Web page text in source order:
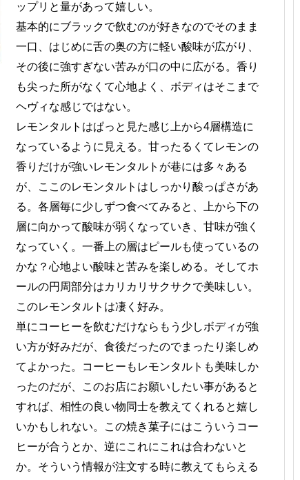
ップリと量があって嬉しい。
基本的にブラックで飲むのが好きなのでそのまま
一口、はじめに舌の奥の方に軽い酸味が広がり、
その後に強すぎない苦みが口の中に広がる。香り
も尖った所がなくて心地よく、ボディはそこまで
ヘヴィな感じではない。
レモンタルトはぱっと見た感じ上から4層構造に
なっているように見える。甘ったるくてレモンの
香りだけが強いレモンタルトが巷には多々ある
が、ここのレモンタルトはしっかり酸っぱさがあ
る。各層毎に少しずつ食べてみると、上から下の
層に向かって酸味が弱くなっていき、甘味が強く
なっていく。一番上の層はピールも使っているの
かな？心地よい酸味と苦みを楽しめる。そしてホ
ールの円周部分はカリカリサクサクで美味しい。
このレモンタルトは凄く好み。
単にコーヒーを飲むだけならもう少しボディが強
い方が好みだが、食後だったのでまったり楽しめ
てよかった。コーヒーもレモンタルトも美味しか
ったのだが、このお店にお願いしたい事があると
すれば、相性の良い物同士を教えてくれると嬉し
いかもしれない。この焼き菓子にはこういうコー
ヒーが合うとか、逆にこれにこれは合わないと
か。そういう情報が注文する時に教えてもらえる